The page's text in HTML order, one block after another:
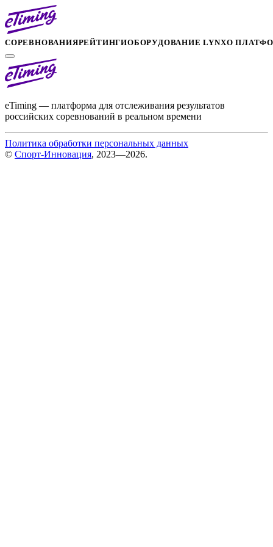
СОРЕВНОВАНИЯРЕЙТИНГИОБОРУДОВАНИЕ LYNXО
eTiming — платформа для отслеживания результатов
российских соревнований в реальном времени
Политика обработки персональных данных
© Спорт-Инновация, 2023—2026.